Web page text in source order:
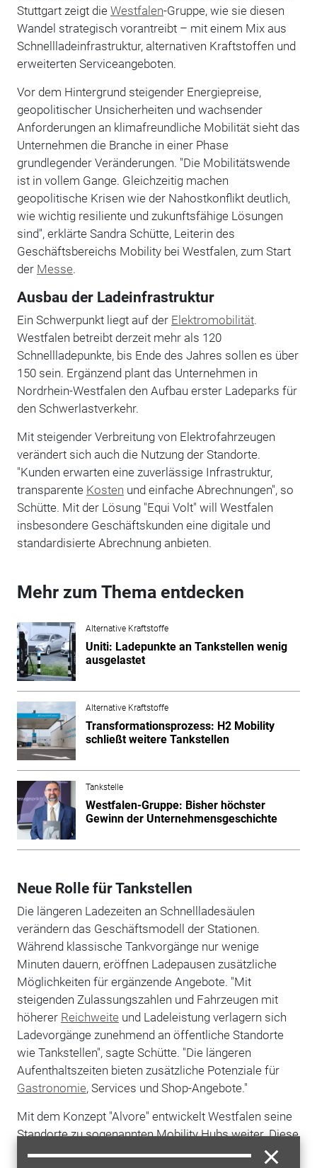
Stuttgart zeigt die Westfalen-Gruppe, wie sie diesen
Wandel strategisch vorantreibt – mit einem Mix aus
Schnellladeinfrastruktur, alternativen Kraftstoffen und
erweiterten Serviceangeboten.
Vor dem Hintergrund steigender Energiepreise,
geopolitischer Unsicherheiten und wachsender
Anforderungen an klimafreundliche Mobilität sieht das
Unternehmen die Branche in einer Phase
grundlegender Veränderungen. "Die Mobilitätswende
ist in vollem Gange. Gleichzeitig machen
geopolitische Krisen wie der Nahostkonflikt deutlich,
wie wichtig resiliente und zukunftsfähige Lösungen
sind", erklärte Sandra Schütte, Leiterin des
Geschäftsbereichs Mobility bei Westfalen, zum Start
der Messe.
Ausbau der Ladeinfrastruktur
Ein Schwerpunkt liegt auf der Elektromobilität.
Westfalen betreibt derzeit mehr als 120
Schnellladepunkte, bis Ende des Jahres sollen es über
150 sein. Ergänzend plant das Unternehmen in
Nordrhein-Westfalen den Aufbau erster Ladeparks für
den Schwerlastverkehr.
Mit steigender Verbreitung von Elektrofahrzeugen
verändert sich auch die Nutzung der Standorte.
"Kunden erwarten eine zuverlässige Infrastruktur,
transparente Kosten und einfache Abrechnungen", so
Schütte. Mit der Lösung "Equi Volt" will Westfalen
insbesondere Geschäftskunden eine digitale und
standardisierte Abrechnung anbieten.
Mehr zum Thema entdecken
Alternative Kraftstoffe
Uniti: Ladepunkte an Tankstellen wenig
ausgelastet
Alternative Kraftstoffe
Transformationsprozess: H2 Mobility
schließt weitere Tankstellen
Tankstelle
Westfalen-Gruppe: Bisher höchster
Gewinn der Unternehmensgeschichte
Neue Rolle für Tankstellen
Die längeren Ladezeiten an Schnellladesäulen
verändern das Geschäftsmodell der Stationen.
Während klassische Tankvorgänge nur wenige
Minuten dauern, eröffnen Ladepausen zusätzliche
Möglichkeiten für ergänzende Angebote. "Mit
steigenden Zulassungszahlen und Fahrzeugen mit
höherer Reichweite und Ladeleistung verlagern sich
Ladevorgänge zunehmend an öffentliche Standorte
wie Tankstellen", sagte Schütte. "Die längeren
Aufenthaltszeiten bieten zusätzliche Potenziale für
Gastronomie, Services und Shop-Angebote."
Mit dem Konzept "Alvore" entwickelt Westfalen seine
Standorte zu sogenannten Mobility Hubs weiter. Diese
sollen mehr Aufenthaltsqualität, ein erweitertes